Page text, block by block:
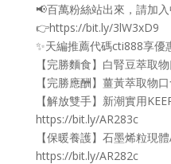
📢百萬粉絲站出來，請加
👉https://bit.ly/3lW3xD9
✨天編推薦代碼cti888享優
【完勝麵食】白腎豆萃取
【完勝應酬】薑黃萃取物
【解放雙手】新潮實用
https://bit.ly/AR283c
【保暖養護】石墨烯粒現
https://bit.ly/AR282c